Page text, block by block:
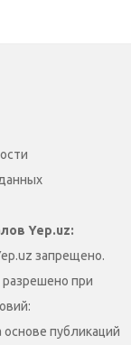
Yep.uz:
запрещено.
при
публикаций